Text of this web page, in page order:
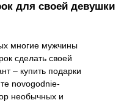
для своей девушки
многие мужчины
сделать своей
– купить подарки
novogodnie-
необычных и